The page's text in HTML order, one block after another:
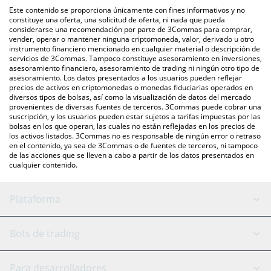
También puedes utilizar nuestra tabla de precios de AGENDA 47
que se encuentra arriba para verificar el último precio de
AGENDA 47 en las principales monedas fiduciarias y
criptomonedas.
otras.
Este contenido se proporciona únicamente con fines informativos y no
constituye una oferta, una solicitud de oferta, ni nada que pueda
considerarse una recomendación por parte de 3Commas para comprar,
vender, operar o mantener ninguna criptomoneda, valor, derivado u otro
instrumento financiero mencionado en cualquier material o descripción de
servicios de 3Commas. Tampoco constituye asesoramiento en inversiones,
asesoramiento financiero, asesoramiento de trading ni ningún otro tipo de
asesoramiento. Los datos presentados a los usuarios pueden reflejar
precios de activos en criptomonedas o monedas fiduciarias operados en
diversos tipos de bolsas, así como la visualización de datos del mercado
provenientes de diversas fuentes de terceros. 3Commas puede cobrar una
suscripción, y los usuarios pueden estar sujetos a tarifas impuestas por las
bolsas en los que operan, las cuales no están reflejadas en los precios de
los activos listados. 3Commas no es responsable de ningún error o retraso
en el contenido, ya sea de 3Commas o de fuentes de terceros, ni tampoco
de las acciones que se lleven a cabo a partir de los datos presentados en
cualquier contenido.
Plataforma
Bot GRID
Bots de trading
Binance
Para desarrolladores